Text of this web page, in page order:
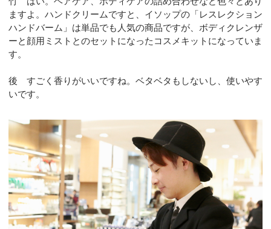
ますよ。ハンドクリームですと、イソップの「レスレクション
ハンドバーム」は単品でも人気の商品ですが、ボディクレンザ
ーと顔用ミストとのセットになったコスメキットになっていま
す。
後 すごく香りがいいですね。ベタベタもしないし、使いやす
いです。